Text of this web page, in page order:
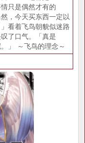
只是偶然才有的
，今天买东西一定以
看着飞鸟朝貌似迷路
了口气。「真是
」 ～飞鸟的理念～